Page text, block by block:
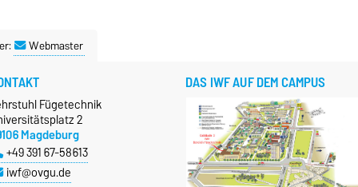
Webmaster
Fügetechnik
2
Magdeburg
+49 391 67-58613
iwf@ovgu.de
DAS IWF AUF DEM CAMPUS